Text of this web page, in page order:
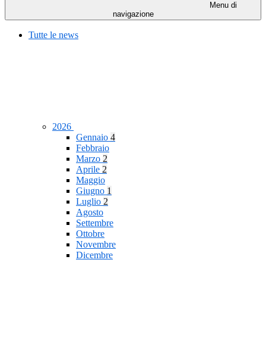
Menu di
navigazione
Tutte le news
2026
Gennaio 4
Febbraio
Marzo 2
Aprile 2
Maggio
Giugno 1
Luglio 2
Agosto
Settembre
Ottobre
Novembre
Dicembre